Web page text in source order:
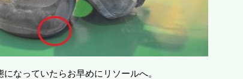
なっていたらお早めにリソールへ。